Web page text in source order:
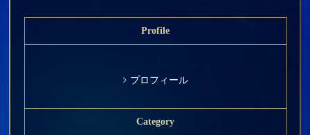
Profile
プロフィール
Category